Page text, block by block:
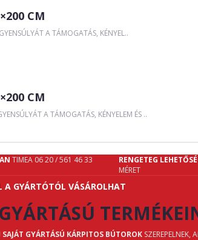
CM
A TÁMOGATÁS, KÉNYEL..
CM
A TÁMOGATÁS, KÉNYELEM ÉS ..
TIMEA 06 20 / 561 46 33 RENGETEG
MÉRET
A GYÁRTÓTÓL VÁSÁROLHAT
SAJÁT GYÁRTÁSÚ KÁRPITOS BÚTOROK SZEREPELNEK,